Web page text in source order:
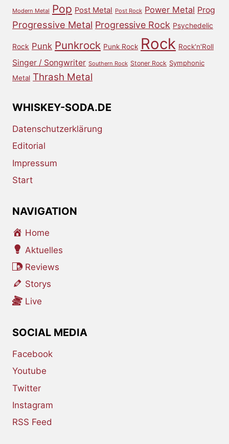
Modern Metal Pop Post Metal Post Rock Power Metal Prog
Progressive Metal Progressive Rock Psychedelic
Rock Punk Punkrock Punk Rock Rock Rock'n'Roll
Singer / Songwriter Southern Rock Stoner Rock Symphonic
Metal Thrash Metal
WHISKEY-SODA.DE
Datenschutzerklärung
Editorial
Impressum
Start
NAVIGATION
Home
Aktuelles
Reviews
Storys
Live
SOCIAL MEDIA
Facebook
Youtube
Twitter
Instagram
RSS Feed